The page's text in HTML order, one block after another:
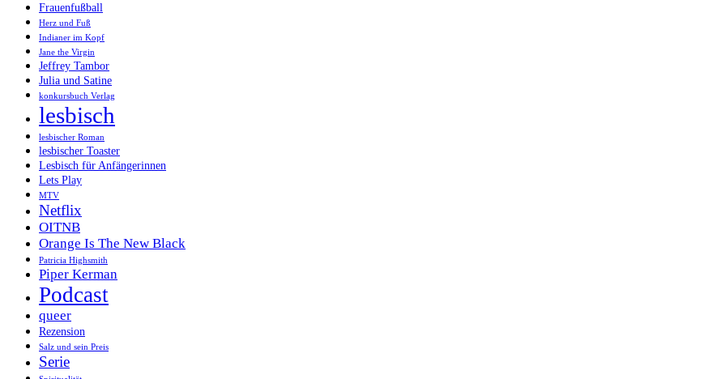
Frauenfußball
Herz und Fuß
Indianer im Kopf
Jane the Virgin
Jeffrey Tambor
Julia und Satine
konkursbuch Verlag
lesbisch
lesbischer Roman
lesbischer Toaster
Lesbisch für Anfängerinnen
Lets Play
MTV
Netflix
OITNB
Orange Is The New Black
Patricia Highsmith
Piper Kerman
Podcast
queer
Rezension
Salz und sein Preis
Serie